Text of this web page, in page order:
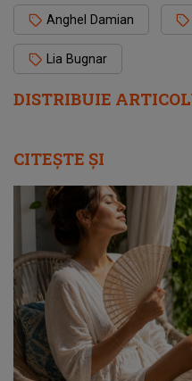
DISTRIBUIE
Anghel Damian
Lia Bugnar
CITEȘTE ȘI